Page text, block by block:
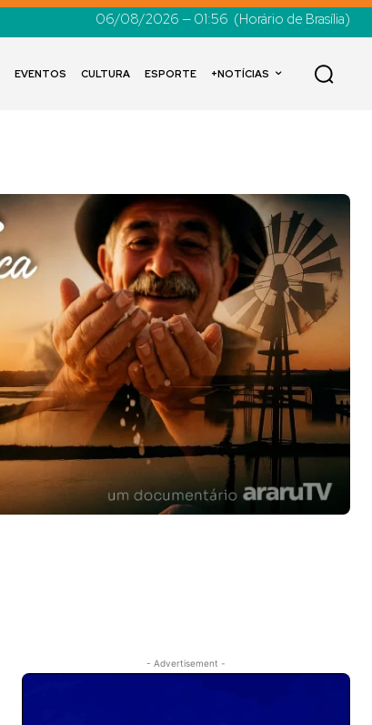
06/08/2026 — 01:56 (Horário de Brasília)
EVENTOS CULTURA ESPORTE +NOTÍCIAS
- Advertisement -